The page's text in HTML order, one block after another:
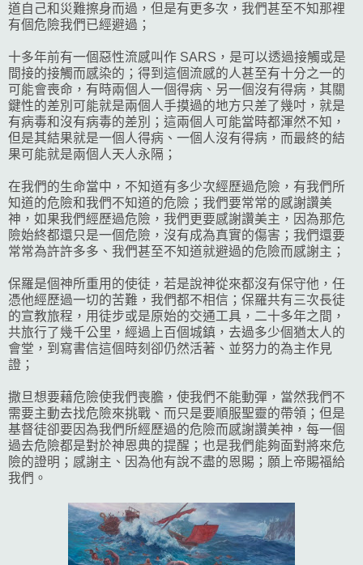
道自己和災難擦身而過，但是有更多次，我們甚至不知那裡
有個危險我們已經避過；
十多年前有一個惡性流感叫作 SARS，是可以透過接觸或是
間接的接觸而感染的；得到這個流感的人甚至有十分之一的
可能會喪命，有時兩個人一個得病、另一個沒有得病，其關
鍵性的差別可能就是兩個人手摸過的地方只差了幾吋，就是
有病毒和沒有病毒的差別；這兩個人可能當時都渾然不知，
但是其結果就是一個人得病、一個人沒有得病，而最終的結
果可能就是兩個人天人永隔；
在我們的生命當中，不知道有多少次經歷過危險，有我們所
知道的危險和我們不知道的危險；我們要常常的感謝讚美
神，如果我們經歷過危險，我們更要感謝讚美主，因為那危
險始終都還只是一個危險，沒有成為真實的傷害；我們還要
常常為許許多多、我們甚至不知道就避過的危險而感謝主；
保羅是個神所重用的使徒，若是說神從來都沒有保守他，任
憑他經歷過一切的苦難，我們都不相信；保羅共有三次長徒
的宣教旅程，用徒步或是原始的交通工具，二十多年之間，
共旅行了幾千公里，經過上百個城鎮，去過多少個猶太人的
會堂，到寫書信這個時刻卻仍然活著、並努力的為主作見
證；
撒旦想要藉危險使我們喪膽，使我們不能動彈，當然我們不
需要主動去找危險來挑戰、而只是要順服聖靈的帶領；但是
基督徒卻要因為我們所經歷過的危險而感謝讚美神，每一個
過去危險都是對於神恩典的提醒；也是我們能夠面對將來危
險的證明；感謝主、因為他有說不盡的恩賜；願上帝賜福給
我們。